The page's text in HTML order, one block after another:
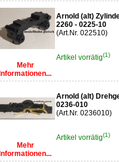
Mehr
Informationen...
Arnold (alt)
2260 - 0225-10
(Art.Nr. 022510)
Artikel vorrätig(1)
Mehr
Informationen...
Arnold (alt)
0236-010
(Art.Nr. 0236010)
Artikel vorrätig(1)